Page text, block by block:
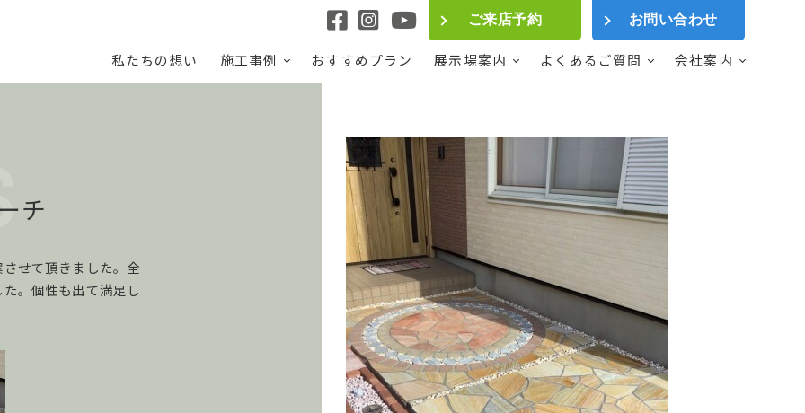
ご来店予約 お問い合わせ
私たちの想い 施工事例 おすすめプラン 展示場案内 よくあるご質問 会社案内
チ
せて頂きました。全
。個性も出て満足し